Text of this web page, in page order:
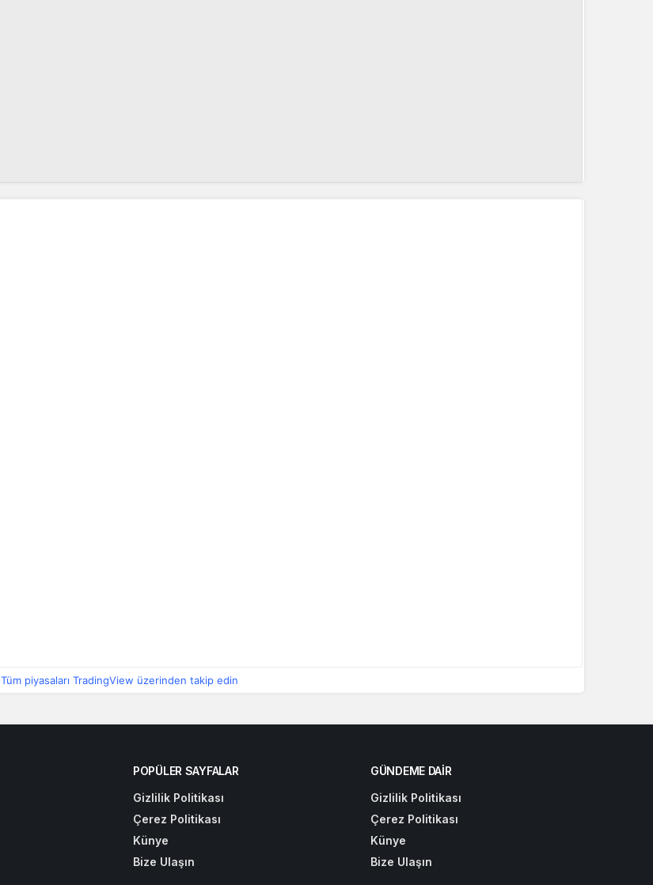
Tüm piyasaları TradingView üzerinden takip edin
POPÜLER SAYFALAR
Gizlilik Politikası
Çerez Politikası
Künye
Bize Ulaşın
GÜNDEME DAIR
Gizlilik Politikası
Çerez Politikası
Künye
Bize Ulaşın